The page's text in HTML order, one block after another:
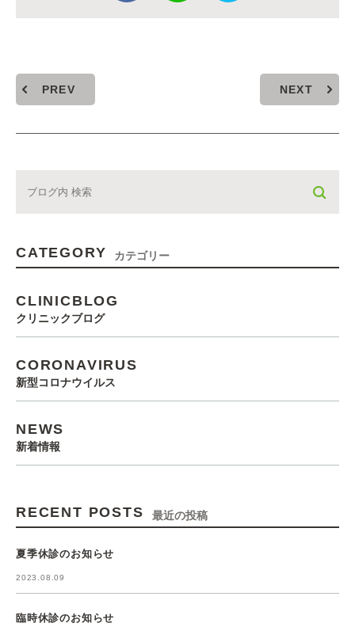
PREV NEXT
CATEGORY カテゴリー
CLINICBLOG
クリニックブログ
CORONAVIRUS
新型コロナウイルス
NEWS
新着情報
RECENT POSTS 最近の投稿
夏季休診のお知らせ
2023.08.09
臨時休診のお知らせ